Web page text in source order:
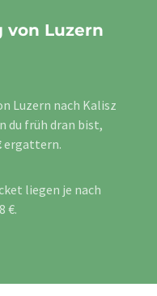
von Luzern
Luzern nach Kalisz
du früh dran bist,
ergattern.
liegen je nach
€.